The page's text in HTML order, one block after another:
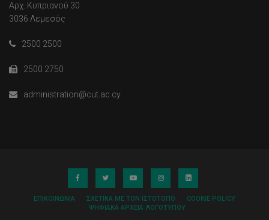
Αρχ. Κυπριανού 30
3036 Λεμεσός
2500 2500
2500 2750
administration@cut.ac.cy
ΕΠΙΚΟΙΝΩΝΊΑ ΣΧΕΤΙΚΆ ΜΕ ΤΟΝ ΙΣΤΌΤΟΠΟ
COOKIE POLICY
ΨΗΦΙΑΚΆ ΑΡΧΕΊΑ ΛΟΓΌΤΥΠΟΥ